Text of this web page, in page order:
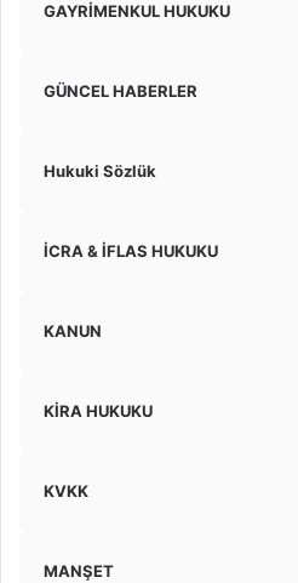
GAYRİMENKUL HUKUKU
GÜNCEL HABERLER
Hukuki Sözlük
İCRA & İFLAS HUKUKU
KANUN
KİRA HUKUKU
KVKK
MANŞET